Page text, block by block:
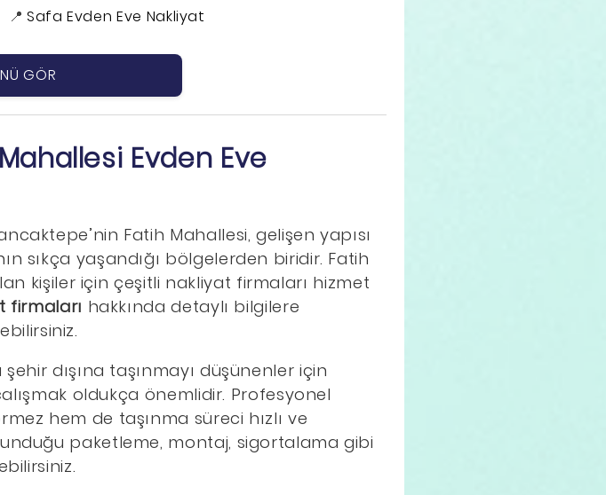
Safa Evden Eve Nakliyat
GÖR
Evden Eve
Fatih Mahallesi, gelişen yapısı
sıkça yaşandığı bölgelerden biridir. Fatih
kişiler için çeşitli nakliyat firmaları hizmet
firmaları hakkında detaylı bilgilere
dışına taşınmayı düşünenler için
oldukça önemlidir. Profesyonel
hem de taşınma süreci hızlı ve
paketleme, montaj, sigortalama gibi